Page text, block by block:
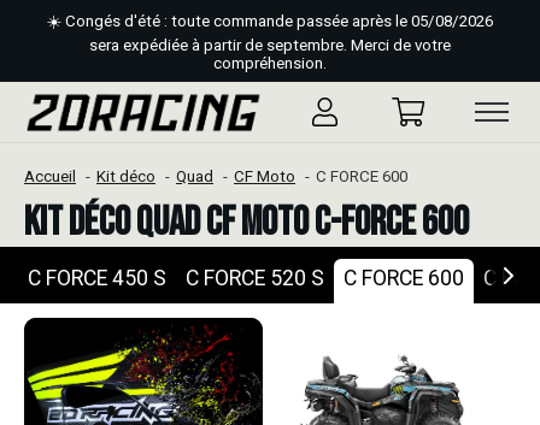
☀️ Congés d'été : toute commande passée après le 05/08/2026
sera expédiée à partir de septembre. Merci de votre
compréhension.
Accueil Kit déco Quad CF Moto C FORCE 600
Kit déco Quad CF Moto C-Force 600
C FORCE 450 S C FORCE 520 S C FORCE 600 C